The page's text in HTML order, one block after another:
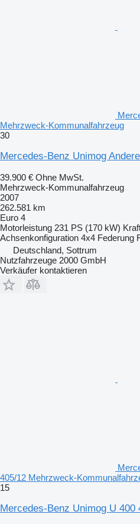
Mehrzweck-Kommunalfahrzeug
30
Mercedes-Benz Unimog Andere
39.900 € Ohne MwSt.
Mehrzweck-Kommunalfahrzeug
2007
262.581 km
Euro 4
Motorleistung 231 PS (170 kW)
Achsenkonfiguration 4x4 Federung
Deutschland, Sottrum
Nutzfahrzeuge 2000 GmbH
Verkäufer kontaktieren
405/12 Mehrzweck-
15
Mercedes-Benz Unimog U 400